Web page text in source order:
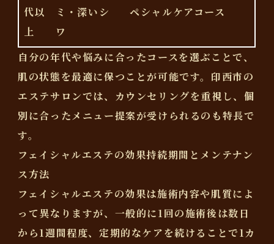
代以
上
ミ・深いシ
ワ
ペシャルケアコース
自分の年代や悩みに合ったコースを選ぶことで、
肌の状態を最適に保つことが可能です。印西市の
エステサロンでは、カウンセリングを重視し、個
別に合ったメニュー提案が受けられるのも特長で
す。
フェイシャルエステの効果持続期間とメンテナン
ス方法
フェイシャルエステの効果は施術内容や肌質によ
って異なりますが、一般的に1回の施術後は数日
から1週間程度、定期的なケアを続けることで1カ